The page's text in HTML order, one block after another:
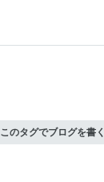
このタグでブログを書く